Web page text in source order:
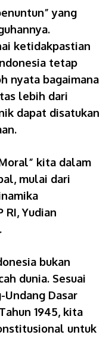
yang
ketidakpastian
tetap
nyata bagaimana
lebih dari
dapat disatukan
kita dalam
mulai dari
RI, Yudian
bukan
dunia. Sesuai
Undang Dasar
1945, kita
untuk